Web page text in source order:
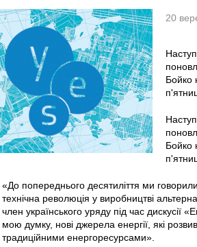
20
Бойко
Бойко
«До попереднього десятиліття ми
технічна революція у виробництві
член українського уряду під час дискусії
мою думку, нові джерела енергії, які
традиційними енергоресурсами».